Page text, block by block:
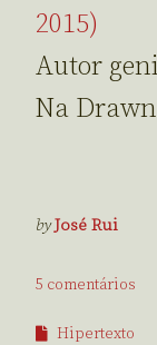
2015)
Autor
Na
byJosé Rui
5 comentários
Hipertexto